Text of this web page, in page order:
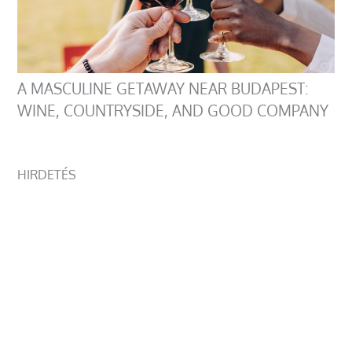
A MASCULINE GETAWAY NEAR BUDAPEST:
WINE, COUNTRYSIDE, AND GOOD COMPANY
HIRDETÉS